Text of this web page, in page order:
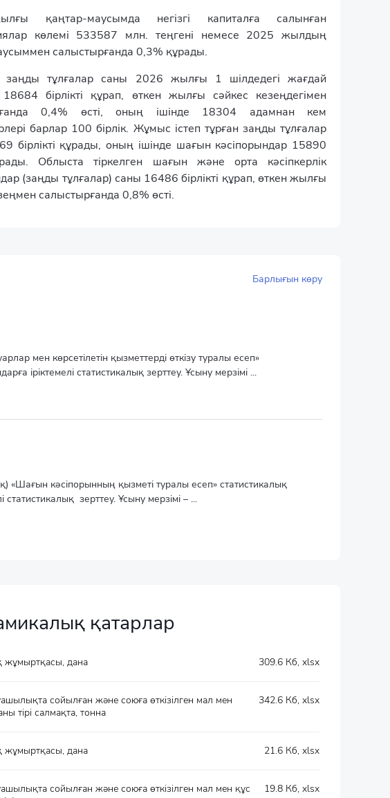
қаңтар-маусымда негізгі капиталға салынған
көлемі 533587 млн. теңгені немесе 2025 жылдың
салыстырғанда 0,3% құрады.
заңды тұлғалар саны 2026 жылғы 1 шілдедегі жағдай
бірлікті құрап, өткен жылғы сәйкес кезеңдегімен
0,4% өсті, оның ішінде 18304 адамнан кем
барлар 100 бірлік. Жұмыс істеп тұрған заңды тұлғалар
бірлікті құрады, оның ішінде шағын кәсіпорындар 15890
Облыста тіркелген шағын және орта кәсіпкерлік
(заңды тұлғалар) саны 16486 бірлікті құрап, өткен жылғы
салыстырғанда 0,8% өсті.
Барлығын көру
мен көрсетілетін қызметтерді өткізу туралы есеп»
іріктемелі статистикалық зерттеу. Ұсыну мерзімі ...
кәсіпорынның қызметі туралы есеп» статистикалық
зерттеу. Ұсыну мерзімі – ...
қатарлар
жұмыртқасы, дана 309.6 Кб, xlsx
сойылған және союға өткізілген мал мен
тірі салмақта, тонна
342.6 Кб, xlsx
жұмыртқасы, дана 21.6 Кб, xlsx
сойылған және союға өткізілген мал мен құс
19.8 Кб, xlsx